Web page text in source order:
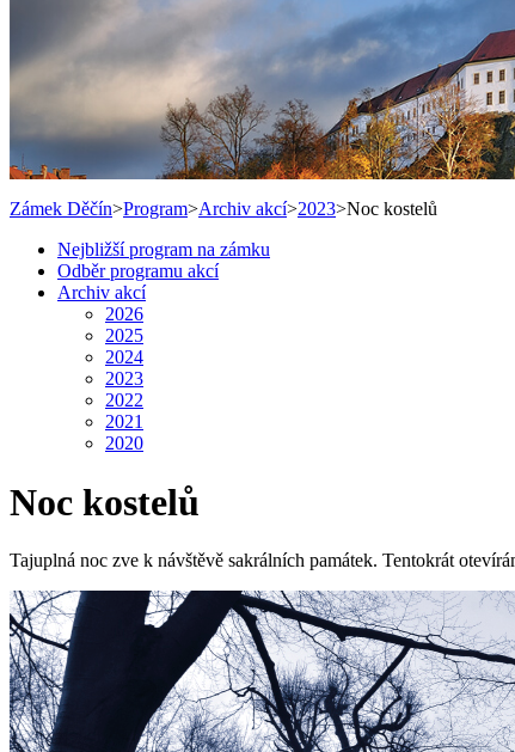
Zámek Děčín>Program>Archiv akcí>2023>Noc kostelů
Nejbližší program na zámku
Odběr programu akcí
Archiv akcí
2026
2025
2024
2023
2022
2021
2020
Noc kostelů
Tajuplná noc zve k návštěvě sakrálních památek. Tentokrát